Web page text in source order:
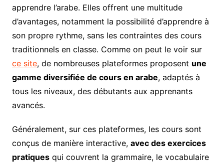
apprendre l’arabe. Elles offrent une multitude
d’avantages, notamment la possibilité d’apprendre à
son propre rythme, sans les contraintes des cours
traditionnels en classe. Comme on peut le voir sur
ce site, de nombreuses plateformes proposent une
gamme diversifiée de cours en arabe, adaptés à
tous les niveaux, des débutants aux apprenants
avancés.
Généralement, sur ces plateformes, les cours sont
conçus de manière interactive, avec des exercices
pratiquesqui couvrent la grammaire, le vocabulaire